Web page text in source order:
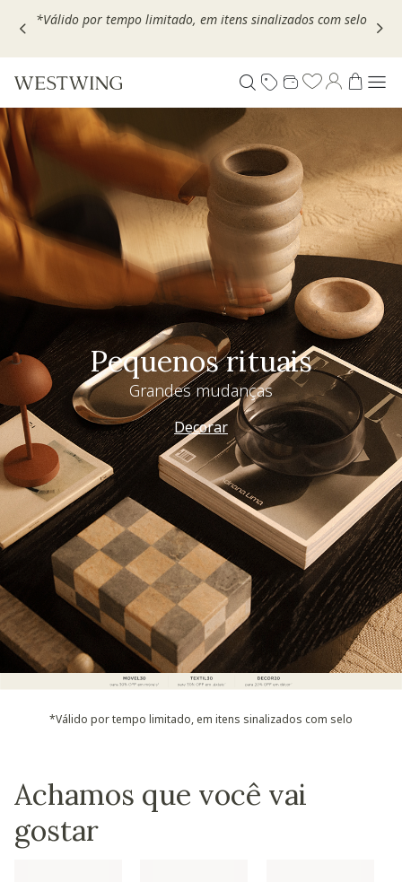
Escolha seu VOUCHER e ganhe até 30% OFF*: useMOVEL30,
Pequenos rituais
Grandes mudanças
Decorar
*Válido por tempo limitado, em itens sinalizados com selo
Achamos que você vai
gostar